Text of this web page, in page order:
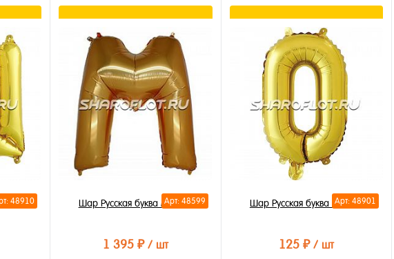
Купить в 1 клик
В избранное
В наличии
В корзину
Купить в 1 клик
В избранное
В наличии
48910 Арт: 48599
Шар Русская буква М 85см
1 395 ₽ / шт
Арт: 48901
Шар Русская буква О 35см
125 ₽ / шт